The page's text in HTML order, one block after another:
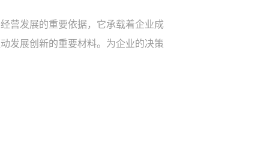
营发展的重要依据，它承载着企业成
发展创新的重要材料。为企业的决策